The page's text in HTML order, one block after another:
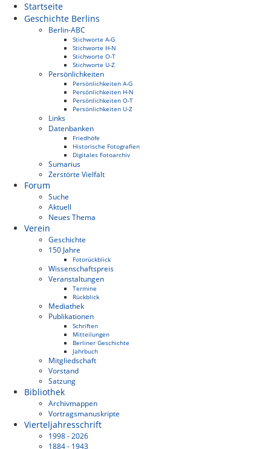
Startseite
Geschichte Berlins
Berlin-ABC
Stichworte A-G
Stichworte H-N
Stichworte O-T
Stichworte U-Z
Persönlichkeiten
Persönlichkeiten A-G
Persönlichkeiten H-N
Persönlichkeiten O-T
Persönlichkeiten U-Z
Links
Datenbanken
Friedhöfe
Historische Fotografien
Digitales Fotoarchiv
Sumarius
Zerstörte Vielfalt
Forum
Suche
Aktuell
Neues Thema
Verein
Geschichte
150 Jahre
Fotorückblick
Wissenschaftspreis
Veranstaltungen
Termine
Rückblick
Mediathek
Publikationen
Schriften
Mitteilungen
Berliner Geschichte
Jahrbuch
Mitgliedschaft
Vorstand
Satzung
Bibliothek
Archivmappen
Vortragsmanuskripte
Vierteljahresschrift
1998 - 2026
1884 - 1943